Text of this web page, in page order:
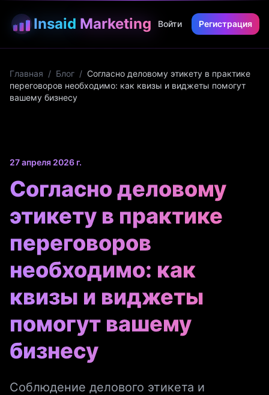
Insaid Marketing Войти Регистрация
Главная / Блог / Согласно деловому этикету в практике
переговоров необходимо: как квизы и виджеты помогут
вашему бизнесу
27 апреля 2026 г.
Согласно деловому
этикету в практике
переговоров
необходимо: как
квизы и виджеты
помогут вашему
бизнесу
Соблюдение делового этикета и